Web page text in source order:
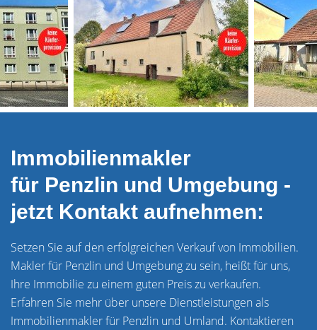
Immobilienmakler
für Penzlin und Umgebung -
jetzt Kontakt aufnehmen:
Setzen Sie auf den erfolgreichen Verkauf von Immobilien.
Makler für Penzlin und Umgebung zu sein, heißt für uns,
Ihre Immobilie zu einem guten Preis zu verkaufen.
Erfahren Sie mehr über unsere Dienstleistungen als
Immobilienmakler für Penzlin und Umland. Kontaktieren